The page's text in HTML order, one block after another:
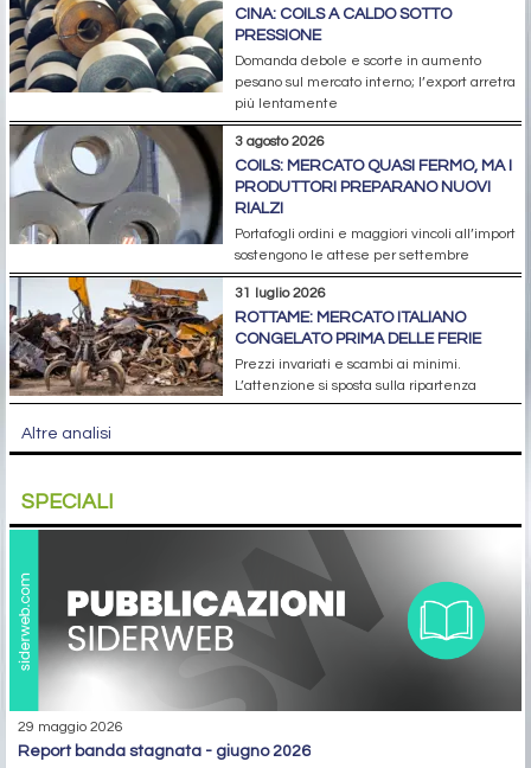
CINA: COILS A CALDO SOTTO
PRESSIONE
Domanda debole e scorte in aumento
pesano sul mercato interno; l’export arretra
più lentamente
3 agosto 2026
COILS: MERCATO QUASI FERMO, MA I
PRODUTTORI PREPARANO NUOVI
RIALZI
Portafogli ordini e maggiori vincoli all’import
sostengono le attese per settembre
31 luglio 2026
ROTTAME: MERCATO ITALIANO
CONGELATO PRIMA DELLE FERIE
Prezzi invariati e scambi ai minimi.
L’attenzione si sposta sulla ripartenza
Altre analisi
SPECIALI
29 maggio 2026
report banda stagnata - giugno 2026